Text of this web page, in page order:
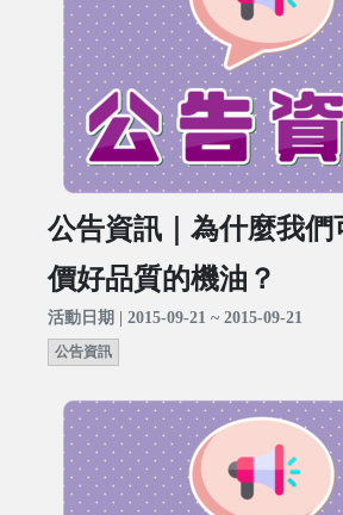
公告資訊｜為什麼我們
價好品質的機油？
活動日期 | 2015-09-21 ~ 2015-09-21
公告資訊